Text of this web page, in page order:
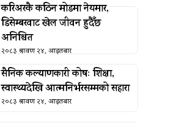
करिअरकै कठिन मोडमा नेयमार,
डिसेम्बरवाट खेल जीवन हुदैँछ
अनिश्चित
२०८३ श्रावण २४, आइतबार
सैनिक कल्याणकारी कोषः शिक्षा,
स्वास्थ्यदेखि आत्मनिर्भरसम्मको सहारा
२०८३ श्रावण २४, आइतबार